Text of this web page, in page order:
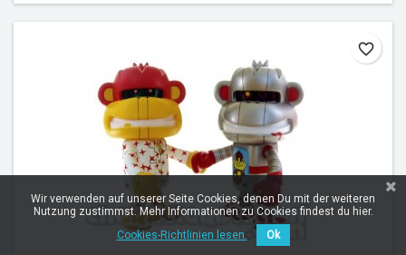
favorite_border
Wir verwenden auf unserer Seite Cookies, denen Du mit der weiteren
Nutzung zustimmst. Mehr Informationen zu Cookies findest du hier.
Cookies-Richtlinien lesen.
Ok